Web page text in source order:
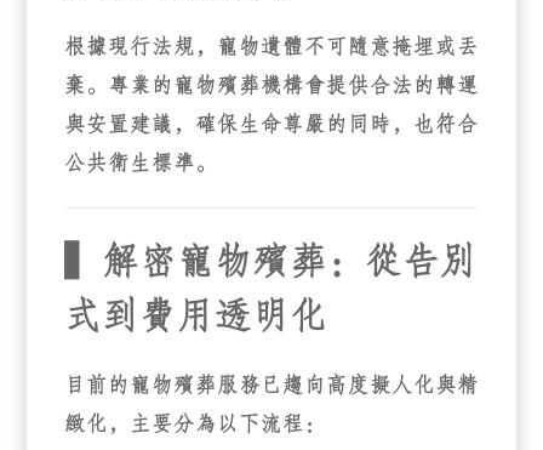
根據現行法規，寵物遺體不可隨意掩埋或丟
棄。專業的寵物殯葬機構會提供合法的轉運
與安置建議，確保生命尊嚴的同時，也符合
公共衛生標準。
▍解密寵物殯葬：從告別
式到費用透明化
目前的寵物殯葬服務已趨向高度擬人化與精
緻化，主要分為以下流程：